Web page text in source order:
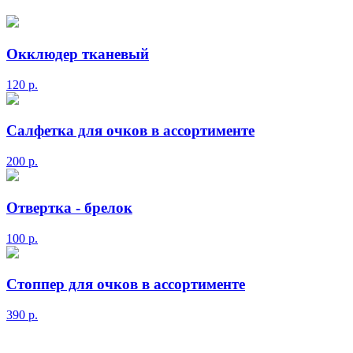
Окклюдер тканевый
120 р.
Салфетка для очков в ассортименте
200 р.
Отвертка - брелок
100 р.
Стоппер для очков в ассортименте
390 р.